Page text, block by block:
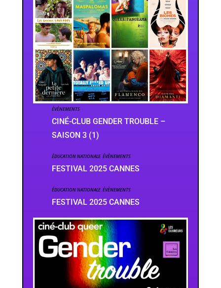
ÉVÈNEMENTS
CINÉ-CLUB GENDER TROUBLE –
SAISON 3 (1)
ÉDUCATION NATIONALE, ÉVÈNEMENTS
FESTIVAL 2025 CANNES
ÉDUCATION NATIONALE, ÉVÈNEMENTS
FESTIVAL 2025 CANNES